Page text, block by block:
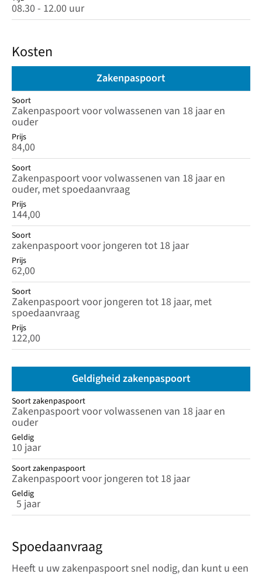
08.30 - 12.00 uur
Kosten
Zakenpaspoort
Soort
Soort
Zakenpaspoort voor volwassenen van 18 jaar en
ouder
Prijs
84,00
Soort
Zakenpaspoort voor volwassenen van 18 jaar en
ouder, met spoedaanvraag
Prijs
144,00
Soort
zakenpaspoort voor jongeren tot 18 jaar
Prijs
62,00
Soort
Zakenpaspoort voor jongeren tot 18 jaar, met
spoedaanvraag
Prijs
122,00
Geldigheid zakenpaspoort
Soort zakenpaspoort
Soort zakenpaspoort
Zakenpaspoort voor volwassenen van 18 jaar en
ouder
Geldig
10 jaar
Soort zakenpaspoort
Zakenpaspoort voor jongeren tot 18 jaar
Geldig
5 jaar
Spoedaanvraag
Heeft u uw zakenpaspoort snel nodig, dan kunt u een